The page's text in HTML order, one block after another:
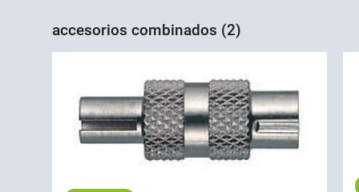
accesorios combinados (2)